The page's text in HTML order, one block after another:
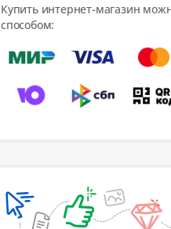
Купить интернет-магазин
способом: